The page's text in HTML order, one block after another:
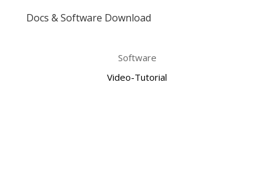
Docs & Software Download
Software
Video-Tutorial